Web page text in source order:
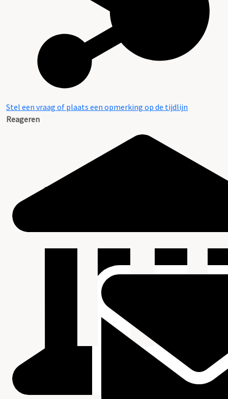
Stel een vraag of plaats een opmerking op de tijdlijn
Reageren